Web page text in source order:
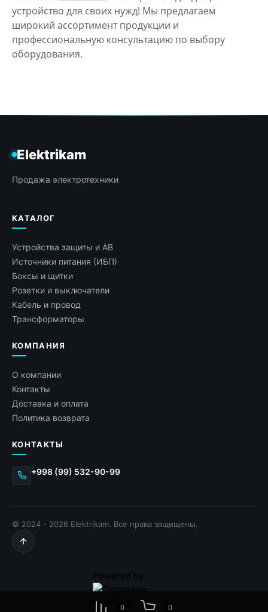
устройство для своих нужд! Мы предлагаем
широкий ассортимент продукции и
профессиональную консультацию по выбору
оборудования.
0 0
Elektrikam
Продажа электротехники
КАТАЛОГ
Устройства защиты и АВ
Источники питания (ИБП)
Боксы и щитки
Розетки и выключатели
Кабель и провод
Трансформаторы
КОМПАНИЯ
О компании
Контакты
Доставка и оплата
Политика возврата
КОНТАКТЫ
+998 (99) 532-90-99
© 2024 - 2026 Elektrikam. Все права защищены.
Powered by